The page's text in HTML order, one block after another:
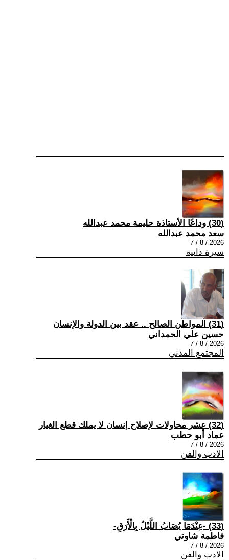
(30) وداعًا الأستاذة حليمة محمد عبدالله
سعد محمد عبدالله
2026 / 8 / 7
سيرة ذاتية
(31) المواطن الصالح .. عقد بين الدولة والإنسان
حسين علي الحمداني
2026 / 8 / 7
المجتمع المدني
(32) عشر محاولات لإصلاح إنسان لا يملك قطع الغيار
عماد أبو حطب
2026 / 8 / 7
الادب والفن
(33) -عِنْدَمَا يُصَابُ اللَّيْلُ بِالْأَرَقِ-
فاطمة شاوتي
2026 / 8 / 7
الادب والفن